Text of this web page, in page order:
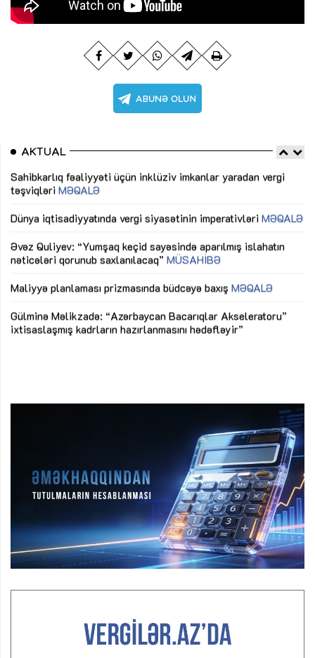
AKTUAL
Sahibkarlıq fəaliyyəti üçün inklüziv imkanlar yaradan vergi
təşviqləri MƏQALƏ
Dünya iqtisadiyyatında vergi siyasətinin imperativləri MƏQALƏ
Əvəz Quliyev: “Yumşaq keçid sayəsində aparılmış islahatın
nəticələri qorunub saxlanılacaq” MÜSAHİBƏ
Maliyyə planlaması prizmasında büdcəyə baxış MƏQALƏ
Gülminə Məlikzadə: “Azərbaycan Bacarıqlar Akseleratoru”
ixtisaslaşmış kadrların hazırlanmasını hədəfləyir”